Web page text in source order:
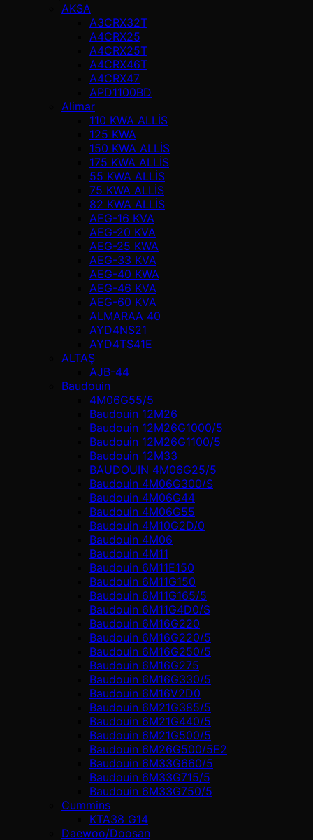
AKSA
A3CRX32T
A4CRX25
A4CRX25T
A4CRX46T
A4CRX47
APD1100BD
Alimar
110 KWA ALLİS
125 KWA
150 KWA ALLİS
175 KWA ALLİS
55 KWA ALLİS
75 KWA ALLİS
82 KWA ALLİS
AEG-16 KVA
AEG-20 KVA
AEG-25 KWA
AEG-33 KVA
AEG-40 KWA
AEG-46 KVA
AEG-60 KVA
ALMARAA 40
AYD4NS21
AYD4TS41E
ALTAŞ
AJB-44
Baudouin
4M06G55/5
Baudouin 12M26
Baudouin 12M26G1000/5
Baudouin 12M26G1100/5
Baudouin 12M33
BAUDOUIN 4M06G25/5
Baudouin 4M06G300/S
Baudouin 4M06G44
Baudouin 4M06G55
Baudouin 4M10G2D/0
Baudouin 4М06
Baudouin 4М11
Baudouin 6M11E150
Baudouin 6M11G150
Baudouin 6M11G165/5
Baudouin 6M11G4D0/S
Baudouin 6M16G220
Baudouin 6M16G220/5
Baudouin 6M16G250/5
Baudouin 6M16G275
Baudouin 6M16G330/5
Baudouin 6M16V2D0
Baudouin 6M21G385/5
Baudouin 6M21G440/5
Baudouin 6M21G500/5
Baudouin 6M26G500/5E2
Baudouin 6M33G660/5
Baudouin 6M33G715/5
Baudouin 6M33G750/5
Cummins
KTA38 G14
Daewoo/Doosan